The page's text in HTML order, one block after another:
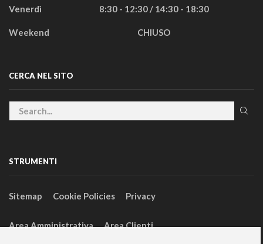
Venerdì 8:30 - 12:30 / 14:30 - 18:30
Weekend CHIUSO
CERCA NEL SITO
STRUMENTI
Sitemap Cookie Policies Privacy
Area Amministrativa Area Clienti